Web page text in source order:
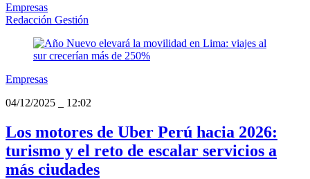
Empresas
Redacción Gestión
Empresas
04/12/2025
12:02
Los motores de Uber Perú hacia 2026:
turismo y el reto de escalar servicios a
más ciudades